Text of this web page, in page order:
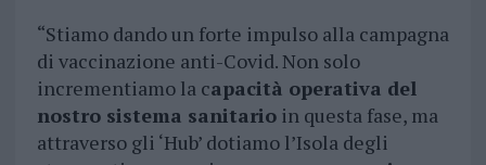
“Stiamo dando un forte impulso alla campagna
di vaccinazione anti-Covid. Non solo
incrementiamo la capacità operativa del
nostro sistema sanitarioin questa fase, ma
attraverso gli ‘Hub’ dotiamo l’Isola degli